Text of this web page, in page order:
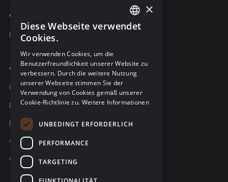
C-Risk-Education
Kursangebot
Company
Über C-Risk
Karriere
Partner
C-Risk in den Medien
C-Trust
ENGLISH
GERMAN
×
Diese Webseite verwendet
Cookies.
Wir verwenden Cookies, um die
Benutzerfreundlichkeit unserer Website zu
verbessern. Durch die weitere Nutzung
unserer Webseite stimmen Sie der
Verwendung von Cookies gemäß unserer
Cookie-Richtlinie zu. Weitere Informationen
UNBEDINGT ERFORDERLICH
PERFORMANCE
TARGETING